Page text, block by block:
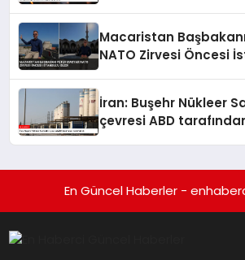
Macaristan
NATO Zirvesi Öncesi
İran: Buşehr Nükleer
çevresi ABD
En Güncel Haberler -